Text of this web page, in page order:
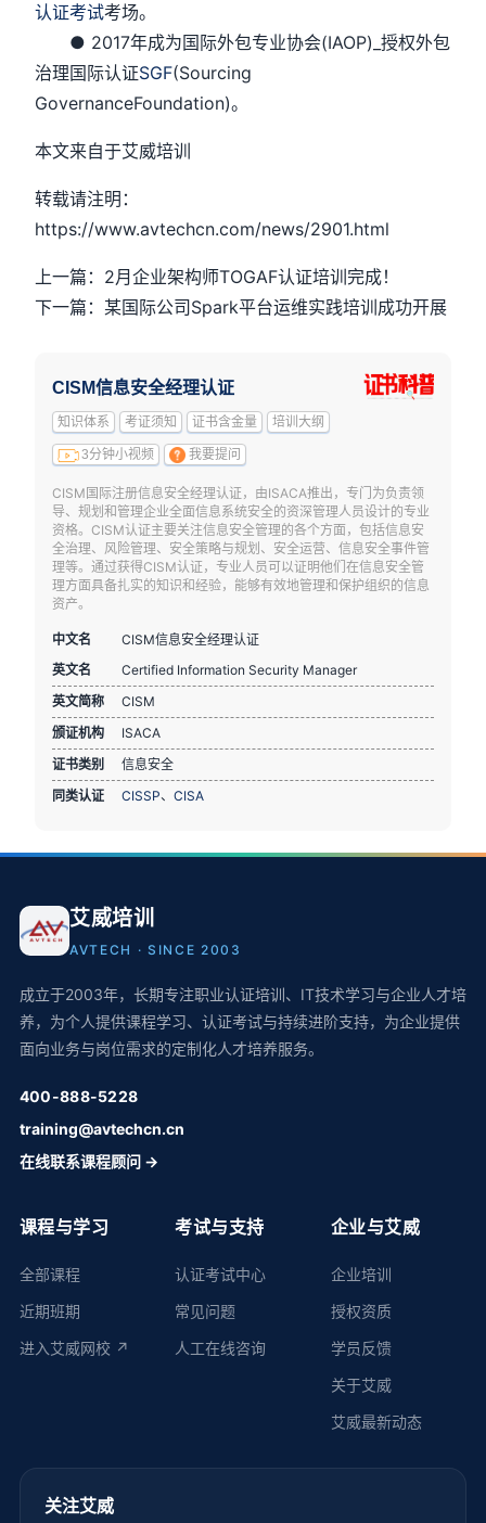
认证考试考场。
● 2017年成为国际外包专业协会(IAOP)_授权外包
治理国际认证SGF(Sourcing
GovernanceFoundation)。
本文来自于艾威培训
转载请注明：
https://www.avtechcn.com/news/2901.html
上一篇：2月企业架构师TOGAF认证培训完成！
下一篇：某国际公司Spark平台运维实践培训成功开展
CISM信息安全经理认证
知识体系 考证须知 证书含金量 培训大纲
3分钟小视频 我要提问
CISM国际注册信息安全经理认证，由ISACA推出，专门为负责领
导、规划和管理企业全面信息系统安全的资深管理人员设计的专业
资格。CISM认证主要关注信息安全管理的各个方面，包括信息安
全治理、风险管理、安全策略与规划、安全运营、信息安全事件管
理等。通过获得CISM认证，专业人员可以证明他们在信息安全管
理方面具备扎实的知识和经验，能够有效地管理和保护组织的信息
资产。
中文名
CISM信息安全经理认证
英文名
Certified Information Security Manager
英文简称
CISM
颁证机构
ISACA
证书类别
信息安全
同类认证
CISSP、CISA
艾威培训
AVTECH · SINCE 2003
成立于2003年，长期专注职业认证培训、IT技术学习与企业人才培
养，为个人提供课程学习、认证考试与持续进阶支持，为企业提供
面向业务与岗位需求的定制化人才培养服务。
400-888-5228
training@avtechcn.cn
在线联系课程顾问 →
课程与学习
全部课程
近期班期
进入艾威网校 ↗
考试与支持
认证考试中心
常见问题
人工在线咨询
企业与艾威
企业培训
授权资质
学员反馈
关于艾威
艾威最新动态
关注艾威